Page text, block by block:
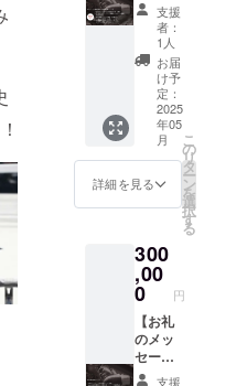
欄に希
望され
るお名
前をご
記入く
ださ
い。 ＊
掲載内
容につ
いては
公序良
せてい
ただく
場合が
ござい
ます。
＊横断
幕は弊
社にて
オリジ
ナル
グッ
ズ】
CAMPF
IREでし
か入手
ができ
ない限
定オリ
ジナル
ンバッ
チ 1個
ハンド
タオ
ル 1枚
＊お手
紙とお
写真を
ネー
ム」ま
たは
「ニッ
クネー
ム」を
お書き
くださ
い。
【試合
観戦チ
ケット
試合観
戦チ
ケット
を１枚
現地で
観戦を
して亀
田和毅
す。
【試合
観戦チ
ケット
席)】 試
合観戦
チケッ
トを１
枚 現地
で観戦
をして
毅を一
緒に応
援しま
しょ
う！
【Youtu
be動画
内でお
謝の気
持ちを
込め
て、お
礼の
メッ
セージ
をお送
りしま
す。
【5/24
試合 亀
写真
デー
タ】 当
日の写
真デー
タを一
枚お送
りしま
支援
者：
1人
お届
け予
定：
2025
年05
月
詳細を見る
こ
の
リ
タ
ー
ン
を
選
択
す
る
300
,00
0 円
【お礼
のメッ
セー
ジ】 感
支援